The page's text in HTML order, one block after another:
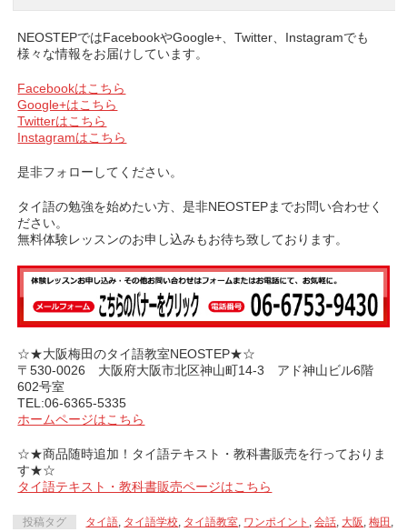
NEOSTEPではFacebookやGoogle+、Twitter、Instagramでも
様々な情報をお届けしています。
Facebookはこちら
Google+はこちら
Twitterはこちら
Instagramはこちら
是非フォローしてください。
タイ語の勉強を始めたい方、是非NEOSTEPまでお問い合わせく
ださい。
無料体験レッスンのお申し込みもお待ち致しております。
☆★大阪梅田のタイ語教室NEOSTEP★☆
〒530-0026 大阪府大阪市北区神山町14-3 アド神山ビル6階
602号室
TEL:06-6365-5335
ホームページはこちら
☆★商品随時追加！タイ語テキスト・教科書販売を行っておりま
す★☆
タイ語テキスト・教科書販売ページはこちら
投稿タグ タイ語, タイ語学校, タイ語教室, ワンポイント ,会話, 大阪,梅田 ,